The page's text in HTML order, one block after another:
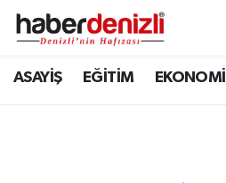
ASAYİŞ EĞİTİM EKONOMİ
Denizli Nöbetçi Eczaneler